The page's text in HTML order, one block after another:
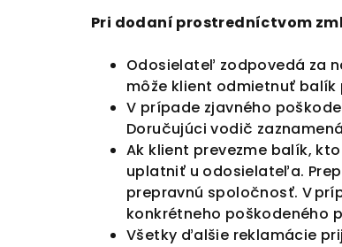
Pri dodaní prostredníctvom
Odosielateľ zodpovedá za
môže klient odmietnuť
V prípade zjavného
Doručujúci vodič
Ak klient prevezme balík,
uplatniť u odosielateľa.
prepravnú spoločnosť. V
konkrétneho poškodeného
Všetky ďalšie reklamácie